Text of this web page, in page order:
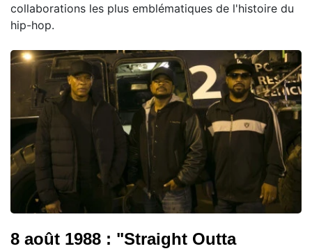
collaborations les plus emblématiques de l'histoire du
hip-hop.
8 août 1988 : "Straight Outta